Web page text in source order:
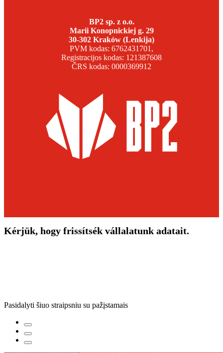
BP2 sp. z o.o.
Marii Konopnickiej g. 29
30-302 Kraków (Lenkija)
PVM kodas: 6762431701,
Registracijos kodas: 121387608
ČRS kodas: 0000369912
Kérjük, hogy frissítsék vállalatunk adatait.
Pasidalyti šiuo straipsniu su pažįstamais